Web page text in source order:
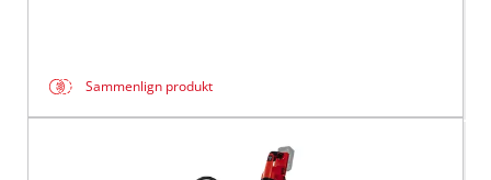
Sammenlign produkt